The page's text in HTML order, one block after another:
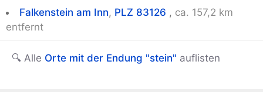
Falkenstein am Inn, PLZ 83126 , ca. 157,2 km
entfernt
🔍 Alle Orte mit der Endung "stein" auflisten